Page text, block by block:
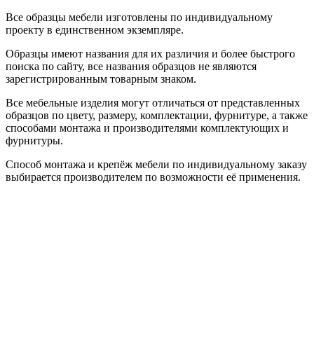
Все образцы мебели изготовлены по индивидуальному
проекту в единственном экземпляре.
Образцы имеют названия для их различия и более быстрого
поиска по сайту, все названия образцов не являются
зарегистрированным товарным знаком.
Все мебельные изделия могут отличаться от представленных
образцов по цвету, размеру, комплектации, фурнитуре, а также
способами монтажа и производителями комплектующих и
фурнитуры.
Способ монтажа и крепёж мебели по индивидуальному заказу
выбирается производителем по возможности её применения.